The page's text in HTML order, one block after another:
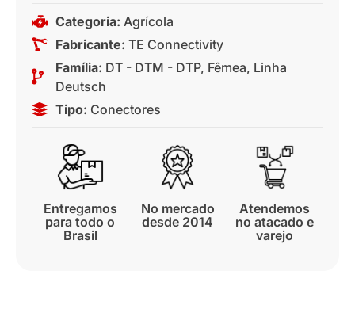
Categoria: Agrícola
Fabricante: TE Connectivity
Família: DT - DTM - DTP, Fêmea, Linha
Deutsch
Tipo: Conectores
Entregamos
para todo o
Brasil
No mercado
desde 2014
Atendemos
no atacado e
varejo